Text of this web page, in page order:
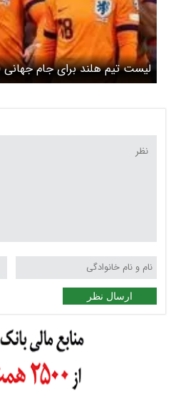
لیست تیم هلند برای جام جهانی 2026 اعلام شد
ارسال نظر